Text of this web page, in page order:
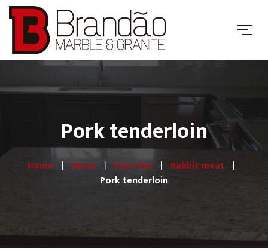
Pork tenderloin
Home Menu Price list
Rabbit meat
Pork tenderloin